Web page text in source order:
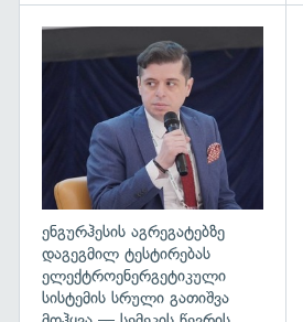
ენგურჰესის აგრეგატებზე
დაგეგმილ ტესტირებას
ელექტროენერგეტიკული
სისტემის სრული გათიშვა